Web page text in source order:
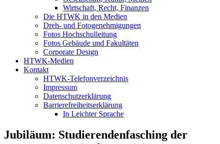
Wirtschaft, Recht, Finanzen
Die HTWK in den Medien
Dreh- und Fotogenehmigungen
Fotos Hochschulleitung
Fotos Gebäude und Fakultäten
Corporate Design
HTWK-Medien
Kontakt
HTWK-Telefonverzeichnis
Impressum
Datenschutzerklärung
Barrierefreiheitserklärung
In Leichter Sprache
Jubiläum: Studierendenfasching der